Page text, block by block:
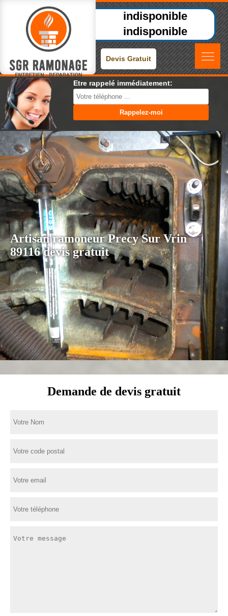
indisponible
indisponible
Devis Gratuit
Etre rappelé immédiatement:
Artisan ramoneur Precy Sur Vrin
89116 devis gratuit
Demande de devis gratuit